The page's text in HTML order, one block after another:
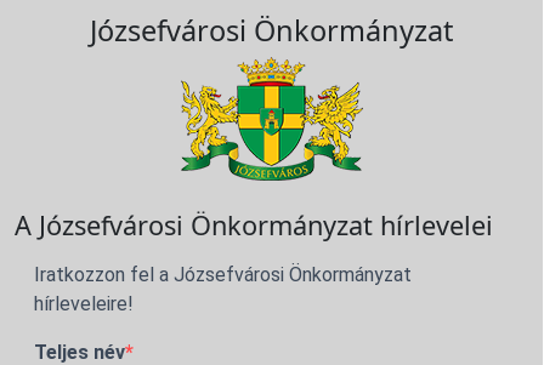
Józsefvárosi Önkormányzat
A Józsefvárosi Önkormányzat hírlevelei
Iratkozzon fel a Józsefvárosi Önkormányzat
hírleveleire!
Teljes név